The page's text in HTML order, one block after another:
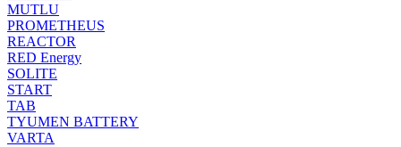
MUTLU
PROMETHEUS
REACTOR
RED Energy
SOLITE
START
TAB
TYUMEN BATTERY
VARTA